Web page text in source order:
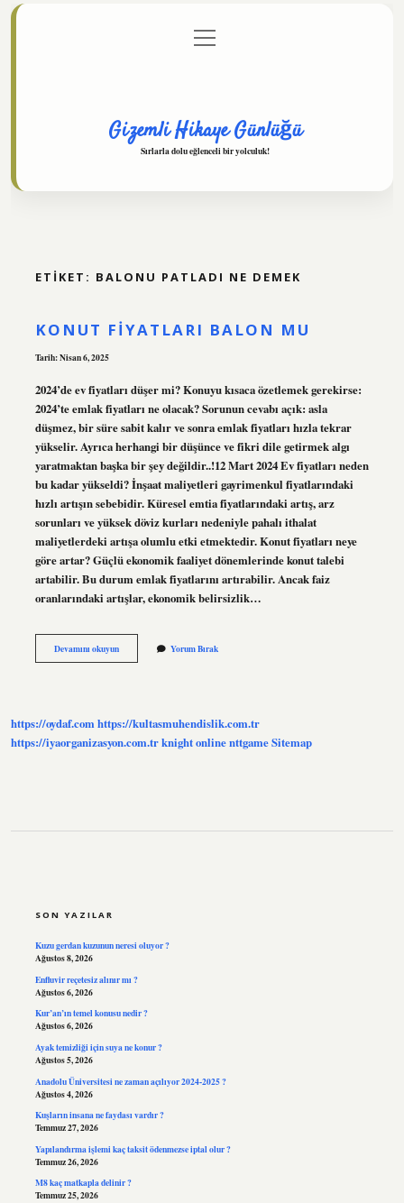
Gizlilik Politikası
menüyü
aç
Gizemli Hikaye Günlüğü
Sırlarla dolu eğlenceli bir yolculuk!
ETIKET: BALONU PATLADI NE DEMEK
KONUT FIYATLARI BALON MU
Tarih: Nisan 6, 2025
2024’de ev fiyatları düşer mi? Konuyu kısaca özetlemek gerekirse:
2024’te emlak fiyatları ne olacak? Sorunun cevabı açık: asla
düşmez, bir süre sabit kalır ve sonra emlak fiyatları hızla tekrar
yükselir. Ayrıca herhangi bir düşünce ve fikri dile getirmek algı
yaratmaktan başka bir şey değildir..!12 Mart 2024 Ev fiyatları neden
bu kadar yükseldi? İnşaat maliyetleri gayrimenkul fiyatlarındaki
hızlı artışın sebebidir. Küresel emtia fiyatlarındaki artış, arz
sorunları ve yüksek döviz kurları nedeniyle pahalı ithalat
maliyetlerdeki artışa olumlu etki etmektedir. Konut fiyatları neye
göre artar? Güçlü ekonomik faaliyet dönemlerinde konut talebi
artabilir. Bu durum emlak fiyatlarını artırabilir. Ancak faiz
oranlarındaki artışlar, ekonomik belirsizlik…
Devamını okuyunKonut
Fiyatları
Yorum Bırak
https://oydaf.comhttps://kultasmuhendislik.com.tr
https://iyaorganizasyon.com.trknight onlinenttgameSitemap
SON YAZILAR
Kuzu gerdan kuzunun neresi oluyor ?
Ağustos 8, 2026
Enfluvir reçetesiz alınır mı ?
Ağustos 6, 2026
Kur’an’ın temel konusu nedir ?
Ağustos 6, 2026
Ayak temizliği için suya ne konur ?
Ağustos 5, 2026
Anadolu Üniversitesi ne zaman açılıyor 2024-2025 ?
Ağustos 4, 2026
Kuşların insana ne faydası vardır ?
Temmuz 27, 2026
Yapılandırma işlemi kaç taksit ödenmezse iptal olur ?
Temmuz 26, 2026
M8 kaç matkapla delinir ?
Temmuz 25, 2026